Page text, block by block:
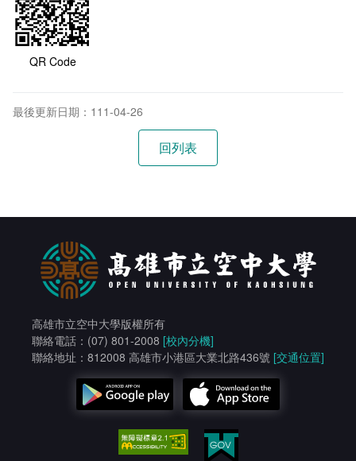
QR Code
最後更新日期：111-04-26
高雄市立空中大學版權所有
聯絡電話：(07) 801-2008 [校內分機]
聯絡地址：812008 高雄市小港區大業北路436號 [交通位置]